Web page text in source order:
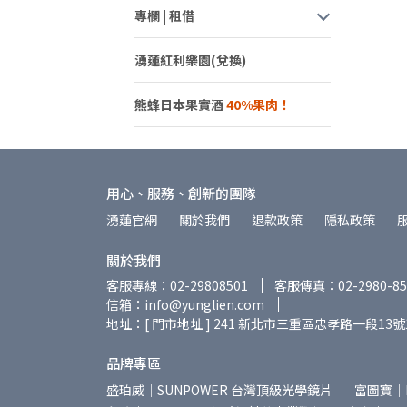
專欄 | 租借
湧蓮紅利樂園(兌換)
熊蜂日本果實酒
用心、服務、創新的團隊
湧蓮官網 關於我們 退款政策 隱私政策
關於我們
客服專線：02-29808501
客服傳真：02-2980-
信箱：info@yunglien.com
地址：[ 門市地址 ] 241 新北市三重區忠孝路一段
品牌專區
盛珀威｜SUNPOWER 台灣頂級光學鏡片
富圖寶